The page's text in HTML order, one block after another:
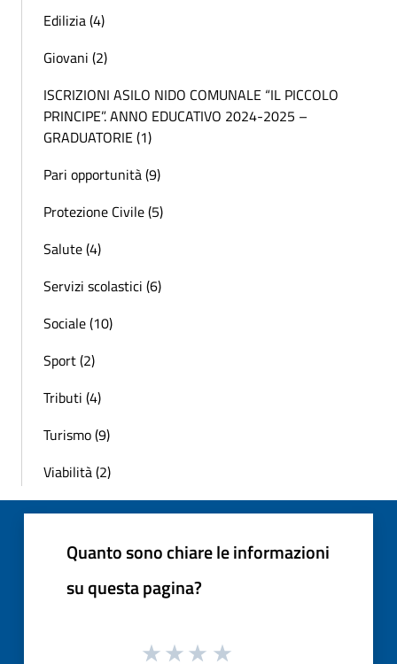
Edilizia (4)
Giovani (2)
ISCRIZIONI ASILO NIDO COMUNALE “IL PICCOLO
PRINCIPE”. ANNO EDUCATIVO 2024-2025 –
GRADUATORIE (1)
Pari opportunità (9)
Protezione Civile (5)
Salute (4)
Servizi scolastici (6)
Sociale (10)
Sport (2)
Tributi (4)
Turismo (9)
Viabilità (2)
Quanto sono chiare le informazioni
su questa pagina?